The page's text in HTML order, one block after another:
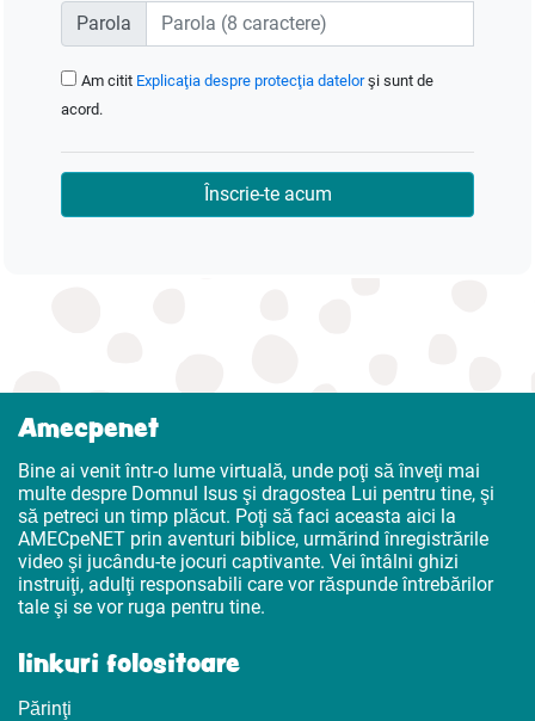
Parola
Am citit Explicaţia despre protecţia datelorşi sunt de
acord.
Înscrie-te acum
Amecpenet
Bine ai venit într-o lume virtuală, unde poţi să înveţi mai
multe despre Domnul Isus şi dragostea Lui pentru tine, şi
să petreci un timp plăcut. Poţi să faci aceasta aici la
AMECpeNET prin aventuri biblice, urmărind înregistrările
video şi jucându-te jocuri captivante. Vei întâlni ghizi
instruiţi, adulţi responsabili care vor răspunde întrebărilor
tale şi se vor ruga pentru tine.
linkuri folositoare
Părinţi